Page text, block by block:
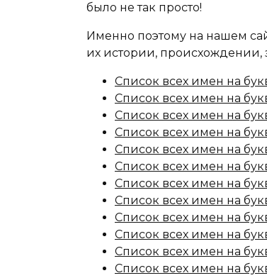
было не так просто!
Именно поэтому на нашем
их истории, происхождении,
Список всех имен на
Список всех имен на
Список всех имен на
Список всех имен на
Список всех имен на
Список всех имен на
Список всех имен на
Список всех имен на
Список всех имен на
Список всех имен на
Список всех имен на
Список всех имен на